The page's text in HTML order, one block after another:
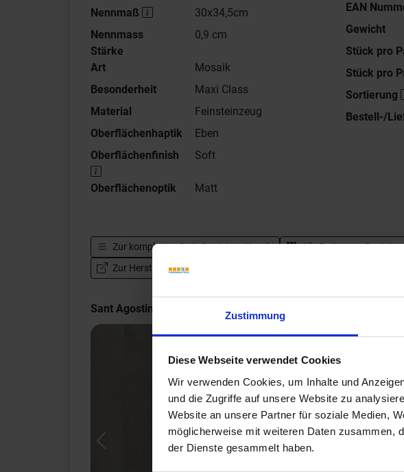
Zustimmung
Diese Webseite verwendet Cookies
Wir verwenden Cookies, um Inhalte und
und die Zugriffe auf unsere Website zu
Website an unsere Partner für soziale Medien,
möglicherweise mit weiteren Daten zusammen,
der Dienste gesammelt haben.
Nennmaß
30x34,5cm
Nennmass
Stärke
0,9 cm
Art
Mosaik
Besonderheit
Maxi Class
Material
Feinsteinzeug
Oberflächenhaptik
Eben
Oberflächenfinish
Soft
Oberflächenoptik Matt
EAN
Gewicht
Stück pro
Stück pro
Sortierung
Bestell-/
Zur kompletten SerieSant Agostino Iki Alle Serien vonSant
Zur Hersteller Website von Sant Agostino Iki
Sant Agostino Iki Impressionen
Previous